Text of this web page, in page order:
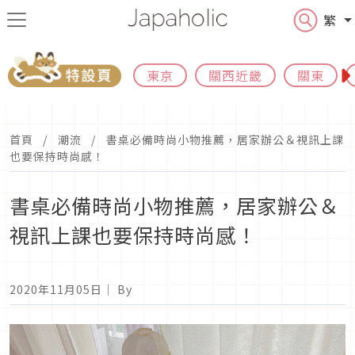
繁
東京 關西近畿 關東
首頁 潮流
書桌必備時尚小物推薦，居家辦公＆視訊上課
也要保持時尚感！
書桌必備時尚小物推薦，居家辦公＆
視訊上課也要保持時尚感！
2020年11月05日 ｜ By